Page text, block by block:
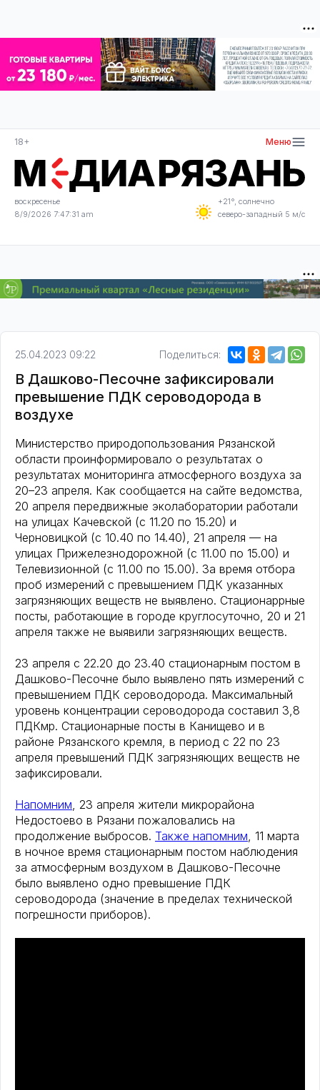
18+ Меню
воскресенье
8/9/2026 7:47:31 am
+21°, солнечно
северо-западный 5 м/с
25.04.2023 09:22 Поделиться:
В Дашково-Песочне зафиксировали
превышение ПДК сероводорода в
воздухе
Министерство природопользования Рязанской
области проинформировало о результатах о
результатах мониторинга атмосферного воздуха за
20–23 апреля. Как сообщается на сайте ведомства,
20 апреля передвижные эколаборатории работали
на улицах Качевской (с 11.20 по 15.20) и
Черновицкой (с 10.40 по 14.40), 21 апреля — на
улицах Прижелезнодорожной (с 11.00 по 15.00) и
Телевизионной (с 11.00 по 15.00). За время отбора
проб измерений с превышением ПДК указанных
загрязняющих веществ не выявлено. Стационаррные
посты, работающие в городе круглосуточно, 20 и 21
апреля также не выявили загрязняющих веществ.
23 апреля с 22.20 до 23.40 стационарным постом в
Дашково-Песочне было выявлено пять измерений с
превышением ПДК сероводорода. Максимальный
уровень концентрации сероводорода составил 3,8
ПДКмр. Стационарные посты в Канищево и в
районе Рязанского кремля, в период с 22 по 23
апреля превышений ПДК загрязняющих веществ не
зафиксировали.
Напомним, 23 апреля жители микрорайона
Недостоево в Рязани пожаловались на
продолжение выбросов. Также напомним, 11 марта
в ночное время стационарным постом наблюдения
за атмосферным воздухом в Дашково-Песочне
было выявлено одно превышение ПДК
сероводорода (значение в пределах технической
погрешности приборов).